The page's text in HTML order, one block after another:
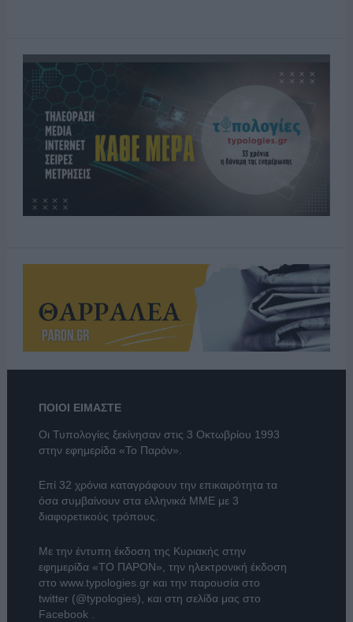
ΠΟΙΟΙ ΕΙΜΑΣΤΕ
Οι Τυπολογίες ξεκίνησαν στις 3 Οκτωβρίου 1993
στην εφημερίδα «Το Παρόν».
Επί 32 χρόνια καταγράφουν την επικαιρότητα τα
όσα συμβαίνουν στα ελληνικά ΜΜΕ με 3
διαφορετικούς τρόπους.
Με την έντυπη έκδοση της Κυριακής στην
εφημερίδα «ΤΟ ΠΑΡΟΝ», την ηλεκτρονική έκδοση
στο www.typologies.grκαι την παρουσία στο
twitter (@typologies), και στη σελίδα μας στο
Facebook .